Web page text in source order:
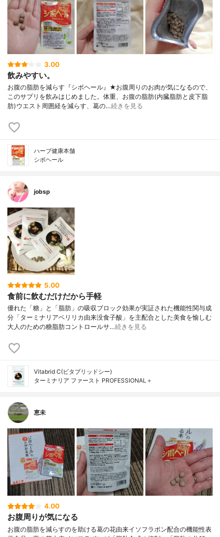
3.00
飲みやすい。
お腹の脂肪を減らす『シボヘール』★お腹周りのお肉が気になるので、
このサプリを飲みはじめました。体重、お腹の脂肪(内臓脂肪と皮下脂
肪)ウエスト周囲経を減らす、葛の…続きを見る
ハーブ健康本舗
シボヘール
jobsp
5.00
食前に飲むだけだから手軽
優れた「糖」と「脂肪」の吸収ブロック効果が実証された機能性関与成
分「ターミナリアベリリカ由来没食子酸」を主配合とした美食を愉しむ
大人のための糖脂肪コントロールサ…続きを見る
Vitabrid C(ビタブリッドシー)
ターミナリア ファースト PROFESSIONAL＋
恵未
4.00
お腹周りが気になる
お腹の脂肪を減らすのを助ける葛の花由来イソフラボン配合の機能性表